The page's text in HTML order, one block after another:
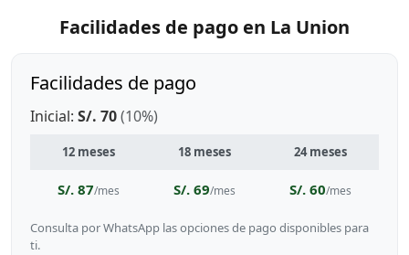
Facilidades de pago en La Union
Facilidades de pago
Inicial: S/. 70(10%)
12 meses 18 meses 24 meses
S/. 87/mes S/. 69/mes S/. 60/mes
Consulta por WhatsApp las opciones de pago disponibles para
ti.